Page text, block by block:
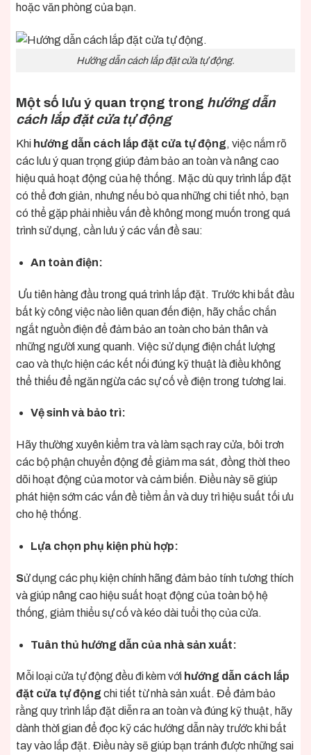
hoặc văn phòng của bạn.
Hướng dẫn cách lắp đặt cửa tự động.
Một số lưu ý quan trọng trong hướng dẫn
cách lắp đặt cửa tự động
Khi hướng dẫn cách lắp đặt cửa tự động, việc nắm rõ
các lưu ý quan trọng giúp đảm bảo an toàn và nâng cao
hiệu quả hoạt động của hệ thống. Mặc dù quy trình lắp đặt
có thể đơn giản, nhưng nếu bỏ qua những chi tiết nhỏ, bạn
có thể gặp phải nhiều vấn đề không mong muốn trong quá
trình sử dụng, cần lưu ý các vấn đề sau:
An toàn điện:
Ưu tiên hàng đầu trong quá trình lắp đặt. Trước khi bắt đầu
bất kỳ công việc nào liên quan đến điện, hãy chắc chắn
ngắt nguồn điện để đảm bảo an toàn cho bản thân và
những người xung quanh. Việc sử dụng điện chất lượng
cao và thực hiện các kết nối đúng kỹ thuật là điều không
thể thiếu để ngăn ngừa các sự cố về điện trong tương lai.
Vệ sinh và bảo trì:
Hãy thường xuyên kiểm tra và làm sạch ray cửa, bôi trơn
các bộ phận chuyển động để giảm ma sát, đồng thời theo
dõi hoạt động của motor và cảm biến. Điều này sẽ giúp
phát hiện sớm các vấn đề tiềm ẩn và duy trì hiệu suất tối ưu
cho hệ thống.
Lựa chọn phụ kiện phù hợp:
Sử dụng các phụ kiện chính hãng đảm bảo tính tương thích
và giúp nâng cao hiệu suất hoạt động của toàn bộ hệ
thống, giảm thiểu sự cố và kéo dài tuổi thọ của cửa.
Tuân thủ hướng dẫn của nhà sản xuất:
Mỗi loại cửa tự động đều đi kèm với hướng dẫn cách lắp
đặt cửa tự động chi tiết từ nhà sản xuất. Để đảm bảo
rằng quy trình lắp đặt diễn ra an toàn và đúng kỹ thuật, hãy
dành thời gian để đọc kỹ các hướng dẫn này trước khi bắt
tay vào lắp đặt. Điều này sẽ giúp bạn tránh được những sai